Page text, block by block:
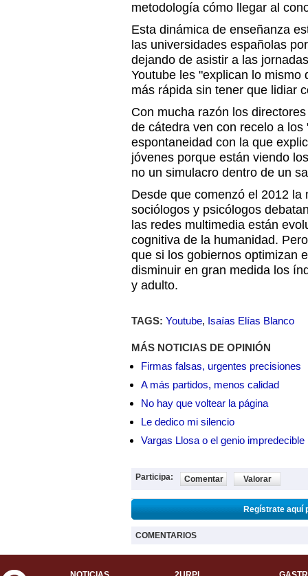
metodología cómo llegar al
Esta dinámica de enseñanza
las universidades españolas
dejando de asistir a las
Youtube les "explican lo
más rápida sin tener que lidiar
Con mucha razón los
de cátedra ven con recelo a
espontaneidad con la que
jóvenes porque están viendo
no un simulacro dentro de un
Desde que comenzó el 2012
sociólogos y psicólogos
las redes multimedia están
cognitiva de la humanidad.
que si los gobiernos optimizan
disminuir en gran medida los
y adulto.
TAGS: Youtube, Isaías Elías Blanco
MÁS NOTICIAS DE OPINIÓN
Firmas falsas, urgentes precisiones
A más partidos, menos calidad
No hay que voltear la página
Le dedico mi silencio
Vargas Llosa o el genio impredecible
Participa: Comentar Valorar
Regístrate aquí
COMENTARIOS